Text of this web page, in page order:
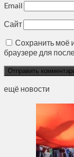
Email
Сайт
Сохранить моё
браузере для
ещё новости